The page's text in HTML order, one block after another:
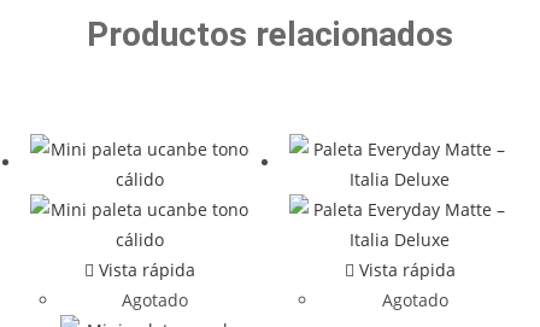
Productos relacionados
Vista rápida
Agotado
Vista rápida
Agotado